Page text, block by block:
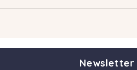
Newsletter